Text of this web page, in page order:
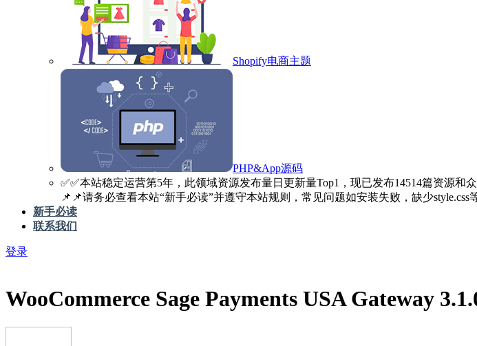
Shopify电商主题
PHP&App源码
✅️✅️本站稳定运营第5年，此领域资源发布量日更新量Top1，现已发布14514篇资源和
📌📌请务必查看本站“新手必读”并遵守本站规则，常见问题如安装失败，缺少style.css
新手必读
联系我们
登录
WooCommerce Sage Payments USA Gateway